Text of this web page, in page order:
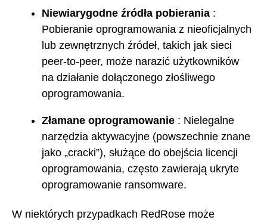
Niewiarygodne źródła pobierania :
Pobieranie oprogramowania z nieoficjalnych
lub zewnętrznych źródeł, takich jak sieci
peer-to-peer, może narazić użytkowników
na działanie dołączonego złośliwego
oprogramowania.
Złamane oprogramowanie : Nielegalne
narzędzia aktywacyjne (powszechnie znane
jako „cracki”), służące do obejścia licencji
oprogramowania, często zawierają ukryte
oprogramowanie ransomware.
W niektórych przypadkach RedRose może